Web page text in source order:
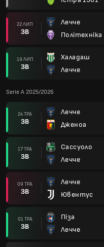
22 ЛИП
ЗВ
Лечче
Політехніка
19 ЛИП
ЗВ
Халадаш
Лечче
Serie A 2025/2026
24 ТРА
ЗВ
Лечче
Дженоа
17 ТРА
ЗВ
Сассуоло
Лечче
09 ТРА
ЗВ
Лечче
Ювентус
01 ТРА
ЗВ
Піза
Лечче